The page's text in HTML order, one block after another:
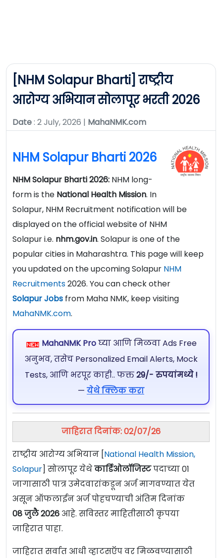
[NHM Solapur Bharti] राष्ट्रीय
आरोग्य अभियान सोलापूर भरती 2026
Date: 2 July, 2026 | MahaNMK.com
NHM Solapur Bharti 2026
NHM Solapur Bharti 2026: NHM long-
form is the National Health Mission. In
Solapur, NHM Recruitment notification will be
displayed on the official website of NHM
Solapur i.e. nhm.gov.in. Solapur is one of the
popular cities in Maharashtra. This page will keep
you updated on the upcoming Solapur NHM
Recruitments2026. You can check other
Solapur Jobs from Maha NMK, keep visiting
MahaNMK.com.
MahaNMK Proघ्या आणि मिळवा Ads Free
अनुभव, तसेच Personalized Email Alerts, Mock
Tests, आणि भरपूर काही.. फक्त29/- रुपयांमध्ये !
— येथे क्लिक करा
जाहिरात दिनांक: 02/07/26
राष्ट्रीय आरोग्य अभियान [National Health Mission,
Solapur] सोलापूर येथेकार्डिओलॉजिस्टपदाच्या 01
जागासाठी पात्र उमेदवारांकडून अर्ज मागवण्यात येत
असून ऑफलाईन अर्ज पोहचण्याची अंतिम दिनांक
08 जुलै 2026 आहे. सविस्तर माहितीसाठी कृपया
जाहिरात पाहा.
जाहिरात सर्वात आधी व्हाटसऍप वर मिळवण्यासाठी